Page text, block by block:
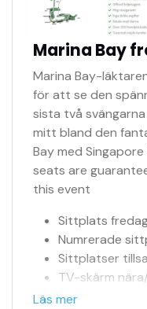
Marina Bay
Marina Bay-
för att se den
sista två
mitt bland den
Bay med
seats are
this event
Sittplats
Numrerade
Sittplatser
TV-skärm
Officiell
Läs mer